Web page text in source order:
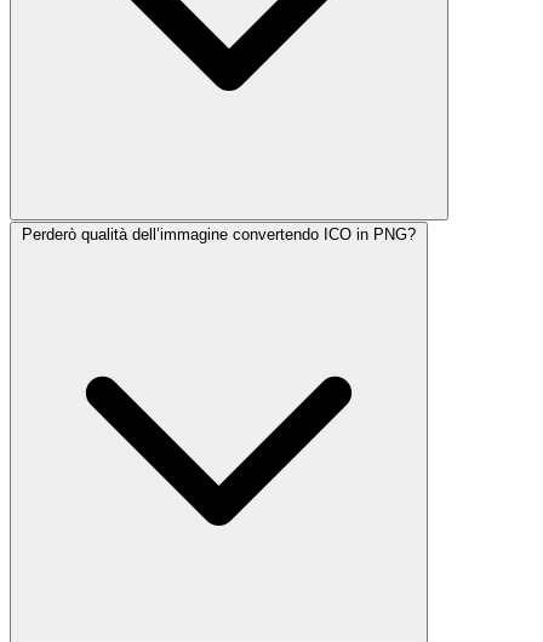
Perderò qualità dell’immagine convertendo ICO in PNG?